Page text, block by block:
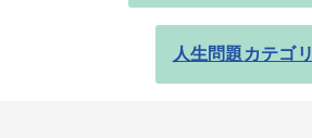
人生問題カテゴリ